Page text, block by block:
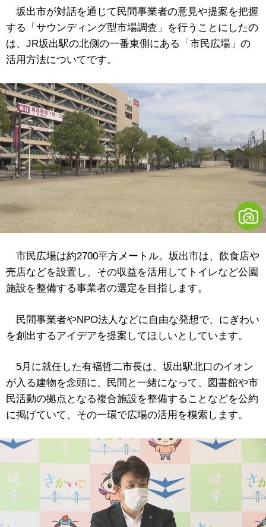
坂出市が対話を通じて民間事業者の意見や提案を把握
する「サウンディング型市場調査」を行うことにしたの
は、JR坂出駅の北側の一番東側にある「市民広場」の
活用方法についてです。
市民広場は約2700平方メートル。坂出市は、飲食店や
売店などを設置し、その収益を活用してトイレなど公園
施設を整備する事業者の選定を目指します。
民間事業者やNPO法人などに自由な発想で、にぎわい
を創出するアイデアを提案してほしいとしています。
5月に就任した有福哲二市長は、坂出駅北口のイオン
が入る建物を念頭に、民間と一緒になって、図書館や市
民活動の拠点となる複合施設を整備することなどを公約
に掲げていて、その一環で広場の活用を模索します。